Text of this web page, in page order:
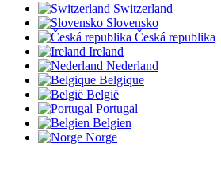
Switzerland
Slovensko
Česká republika
Ireland
Nederland
Belgique
België
Portugal
Belgien
Norge